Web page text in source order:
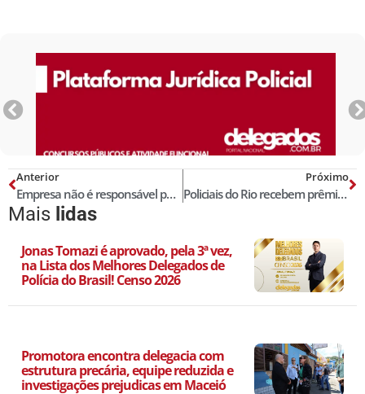
Anterior
Empresa não é responsável por crime só por ser proprietária de imóvel
Próximo
Policiais do Rio recebem prêmio de R$ 2,5 milhões por apreensões de 500 fuzis
Mais lidas
Jonas Tomazi é aprovado, pela 3ª vez,
na Lista dos Melhores Delegados de
Polícia do Brasil! Censo 2026
Promotora encontra delegacia com
estrutura precária, equipe reduzida e
investigações prejudicas em Maceió